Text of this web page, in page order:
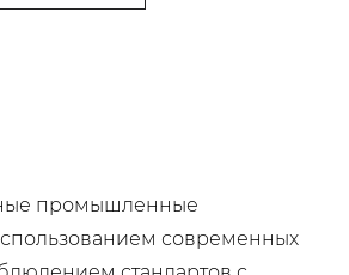
промышленные
современных